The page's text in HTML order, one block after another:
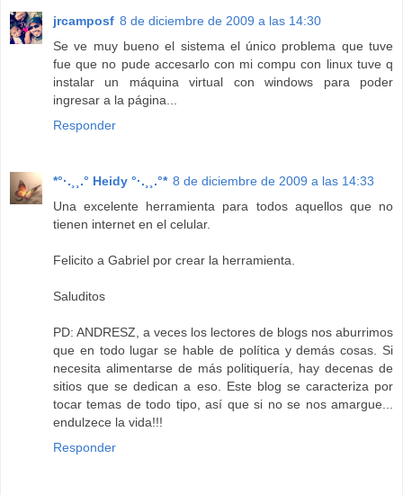
jrcamposf 8 de diciembre de 2009 a las 14:30
Se ve muy bueno el sistema el único problema que tuve
fue que no pude accesarlo con mi compu con linux tuve q
instalar un máquina virtual con windows para poder
ingresar a la página...
Responder
*°·.¸¸.° Heidy °·.¸¸.°* 8 de diciembre de 2009 a las 14:33
Una excelente herramienta para todos aquellos que no
tienen internet en el celular.
Felicito a Gabriel por crear la herramienta.
Saluditos
PD: ANDRESZ, a veces los lectores de blogs nos aburrimos
que en todo lugar se hable de política y demás cosas. Si
necesita alimentarse de más politiquería, hay decenas de
sitios que se dedican a eso. Este blog se caracteriza por
tocar temas de todo tipo, así que si no se nos amargue...
endulzece la vida!!!
Responder